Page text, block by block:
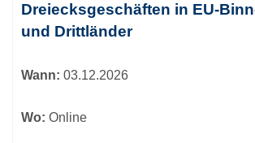
Dreiecksgeschäften in EU-
und Drittländer
Wann: 03.12.2026
Wo: Online